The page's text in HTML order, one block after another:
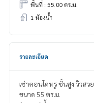
พื้นที่ : 55.00 ตร.ม.
1 ห้องน้ำ
รายละเอียด
เช่าคอนโดหรู ชั้นสูง วิวสวย
ขนาด 55 ตร.ม.